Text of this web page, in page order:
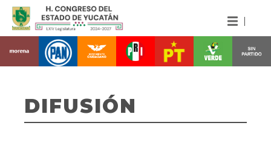
DIFUSIÓN